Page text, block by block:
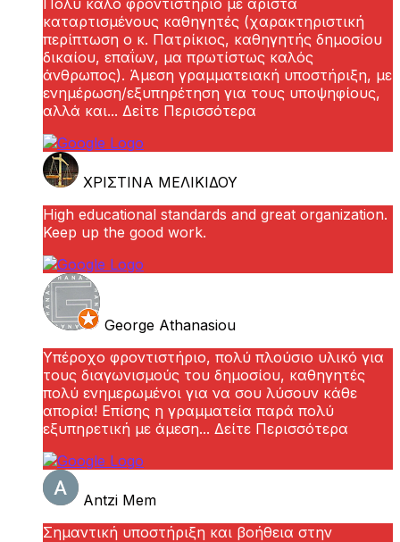
καταρτισμένους καθηγητές (χαρακτηριστική
περίπτωση ο κ. Πατρίκιος, καθηγητής δημοσίου
δικαίου, επαΐων, μα πρωτίστως καλός
άνθρωπος). Άμεση γραμματειακή υποστήριξη, με
ενημέρωση/εξυπηρέτηση για τους υποψηφίους,
αλλά και... Δείτε Περισσότερα
ΧΡΙΣΤΙΝΑ ΜΕΛΙΚΙΔΟΥ
High educational standards and great organization.
Keep up the good work.
George Athanasiou
Υπέροχο φροντιστήριο, πολύ πλούσιο υλικό για
τους διαγωνισμούς του δημοσίου, καθηγητές
πολύ ενημερωμένοι για να σου λύσουν κάθε
απορία! Επίσης η γραμματεία παρά πολύ
εξυπηρετική με άμεση... Δείτε Περισσότερα
Antzi Mem
Σημαντική υποστήριξη και βοήθεια στην